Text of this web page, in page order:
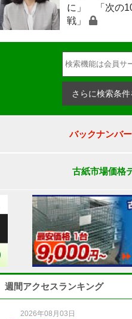
に」 「次の
戦」
さらに検索条
バックナンバ
古紙市場価格
週間アクセスランキング
2026年08月03日